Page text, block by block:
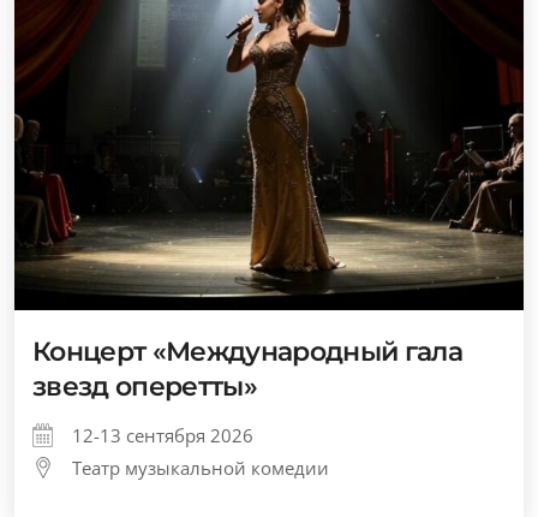
Концерт «Международный гала
звезд оперетты»
12-13 сентября 2026
Театр музыкальной комедии